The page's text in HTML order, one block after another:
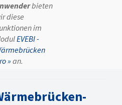
bieten
diese
im
EVEBI -
» an.